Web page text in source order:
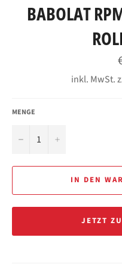
BABOLAT
inkl. MwSt.
MENGE
− +
IN DEN
JETZT